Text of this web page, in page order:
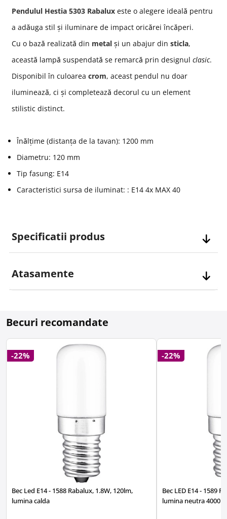
Pendulul Hestia 5303 Rabalux este o alegere ideală pentru
a adăuga stil și iluminare de impact oricărei încăperi.
Cu o bază realizată din metal și un abajur din sticla,
această lampă suspendată se remarcă prin designul clasic.
Disponibil în culoarea crom, aceast pendul nu doar
iluminează, ci și completează decorul cu un element
stilistic distinct.
Înălțime (distanța de la tavan): 1200 mm
Diametru: 120 mm
Tip fasung: E14
Caracteristici sursa de iluminat: : E14 4x MAX 40
Specificatii produs
Atasamente
Becuri recomandate
-22%
Bec Led E14 - 1588 Rabalux, 1.8W, 120lm,
lumina calda
-22%
Bec LED E14 - 1589
lumina neutra 4000K